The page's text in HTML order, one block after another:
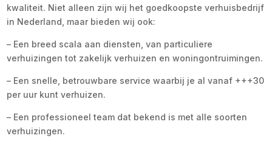
kwaliteit. Niet alleen zijn wij het goedkoopste verhuisbedrijf
in Nederland, maar bieden wij ook:
– Een breed scala aan diensten, van particuliere
verhuizingen tot zakelijk verhuizen en woningontruimingen.
– Een snelle, betrouwbare service waarbij je al vanaf +++30
per uur kunt verhuizen.
– Een professioneel team dat bekend is met alle soorten
verhuizingen.